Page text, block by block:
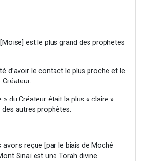
est le plus grand des prophètes
d’avoir le contact le plus proche et le
» du Créateur était la plus « claire »
autres prophètes.
avons reçue [par le biais de Moché
Sinaï est une Torah divine.